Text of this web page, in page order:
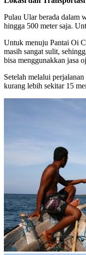
Pulau Ular berada dalam
hingga 500 meter saja.
Untuk menuju Pantai Oi
masih sangat sulit,
bisa menggunakkan jasa
Setelah melalui
kurang lebih sekitar 15